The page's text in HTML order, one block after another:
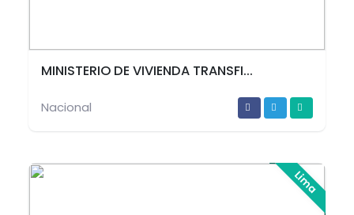
MINISTERIO DE VIVIENDA TRANSFI...
Nacional
Lima